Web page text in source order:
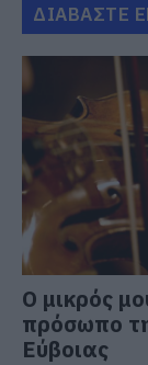
ΔΙΑΒΑΣΤΕ
Ο μικρός
πρόσωπο
Εύβοιας